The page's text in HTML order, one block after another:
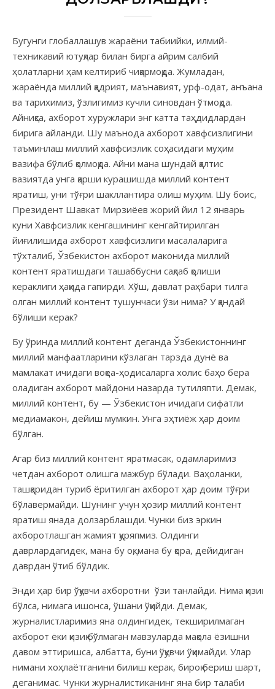
Бугунги глобаллашув жараёни табиийки, илмий-
техникавий ютуқлар билан бирга айрим салбий
ҳолатларни ҳам келтириб чиқармоқда. Жумладан,
жараёнда миллий қадрият, маънавият, урф-одат, анъана
ва тарихимиз, ўзлигимиз кучли синовдан ўтмоқда.
Айниқса, ахборот хуружлари энг катта таҳдидлардан
бирига айланди. Шу маънода ахборот хавфсизлигини
таъминлаш миллий хавфсизлик соҳасидаги муҳим
вазифа бўлиб қолмоқда. Айни мана шундай қалтис
вазиятда унга қарши курашишда миллий контент
яратиш, уни тўғри шакллантира олиш муҳим. Шу боис,
Президент Шавкат Мирзиёев жорий йил 12 январь
куни Хавфсизлик кенгашининг кенгайтирилган
йиғилишида ахборот хавфсизлиги масалаларига
тўхталиб, Ўзбекистон ахборот маконида миллий
контент яратишдаги ташаббусни сақлаб қолиши
кераклиги ҳақида гапирди. Хўш, давлат раҳбари тилга
олган миллий контент тушунчаси ўзи нима? У қандай
бўлиши керак?
Бу ўринда миллий контент деганда Ўзбекистоннинг
миллий манфаатларини кўзлаган тарзда дунё ва
мамлакат ичидаги воқеа-ҳодисаларга холис баҳо бера
оладиган ахборот майдони назарда тутиляпти. Демак,
миллий контент, бу — Ўзбекистон ичидаги сифатли
медиамакон, дейиш мумкин. Унга эҳтиёж ҳар доим
бўлган.
Агар биз миллий контент яратмасак, одамларимиз
четдан ахборот олишга мажбур бўлади. Ваҳоланки,
ташқаридан туриб ёритилган ахборот ҳар доим тўғри
бўлавермайди. Шунинг учун ҳозир миллий контент
яратиш янада долзарблашди. Чунки биз эркин
ахборотлашган жамият қуряпмиз. Олдинги
даврлардагидек, мана бу оқ, мана бу қора, дейидиган
даврдан ўтиб бўлдик.
Энди ҳар бир ўқувчи ахборотни ўзи танлайди. Нима қизиқ
бўлса, нимага ишонса, ўшани ўқийди. Демак,
журналистларимиз яна олдингидек, текширилмаган
ахборот ёки қизиқ бўлмаган мавзуларда мақола ёзишни
давом эттиришса, албатта, буни ўқувчи ўқимайди. Улар
нимани хоҳлаётганини билиш керак, бироқ бериш шарт,
деганимас. Чунки журналистиканинг яна бир талаби